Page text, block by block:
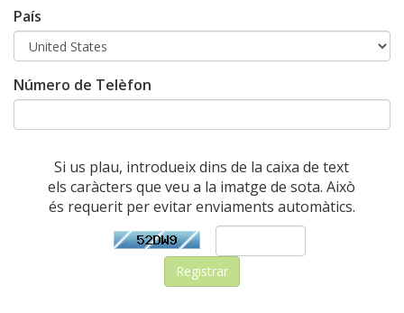
País
Número de Telèfon
Si us plau, introdueix dins de la caixa de text
els caràcters que veu a la imatge de sota. Això
és requerit per evitar enviaments automàtics.